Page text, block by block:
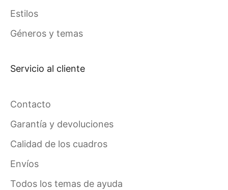
Estilos
Géneros y temas
Servicio al cliente
Contacto
Garantía y devoluciones
Calidad de los cuadros
Envíos
Todos los temas de ayuda